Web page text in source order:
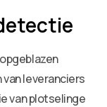
leveranciers
van plotselinge